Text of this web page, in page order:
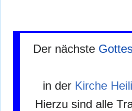
Der nächste
in der Kirche
Hierzu sind alle